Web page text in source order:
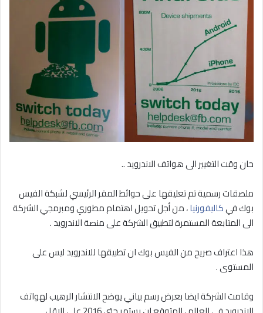
حان وقت التغيير الى هواتف الاندرويد ..
ملصقات رسمية تم تعليقها على حوائط المقر الرئيسي لشبكة الفيس
بوك فيكاليفورنيا، من أجل تحويل اهتمام مطوري ومبرمجي الشركة
الى المتابعة المستمرة لتطبيق الشركة على منصة الاندرويد .
هذا اعتراف صريح من الفيس بوك ان تطبيقها للاندرويد ليس على
المستوى .
وقامت الشركة ايضا بعرض رسم بياني يوضح الانتشار الرهيب لهواتف